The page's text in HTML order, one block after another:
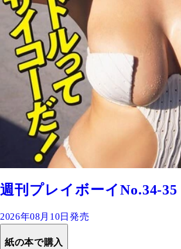
週刊プレイボーイNo.34-35
2026年08月10日発売
紙の本で購入